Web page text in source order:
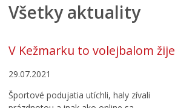
Spravodajstvo
Školstvo
Zdravie
Všetky aktuality
V Kežmarku to volejbalom žije
29.07.2021
Športové podujatia utíchli, haly zívali